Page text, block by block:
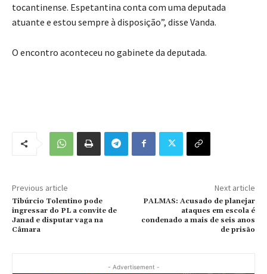
tocantinense. Espetantina conta com uma deputada
atuante e estou sempre à disposição”, disse Vanda.
O encontro aconteceu no gabinete da deputada.
Previous article
Tibúrcio Tolentino pode
ingressar do PL a convite de
Janad e disputar vaga na
Câmara
Next article
PALMAS: Acusado de planejar
ataques em escola é
condenado a mais de seis anos
de prisão
- Advertisement -